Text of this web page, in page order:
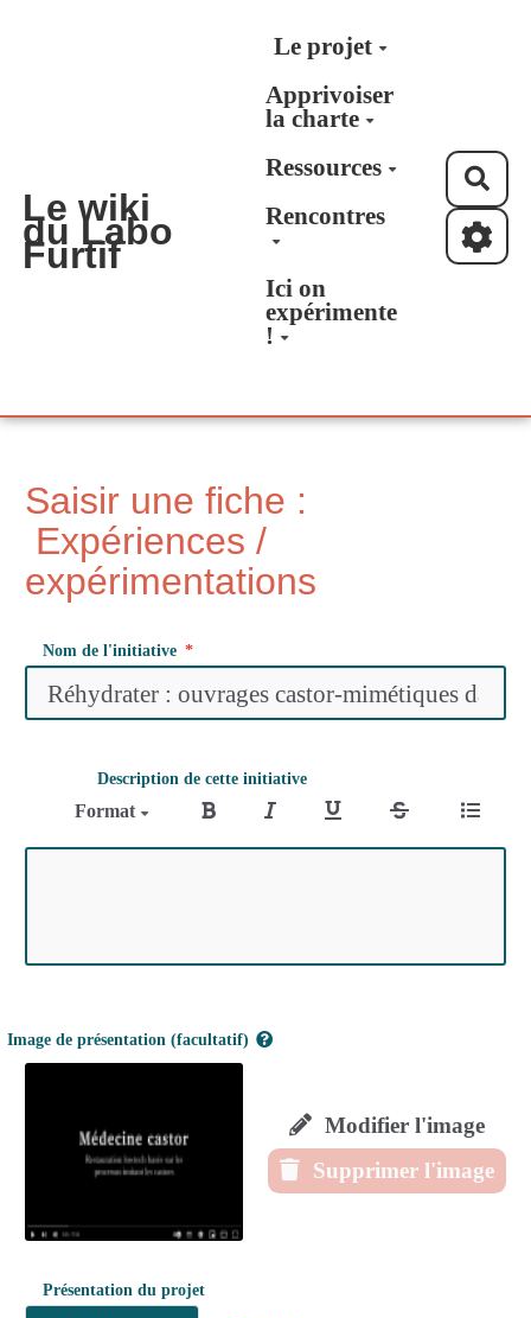
Aller au contenu principal
Le wiki
du Labo
Furtif
Le projet
Apprivoiser
la charte
Ressources
Rencontres
Ici on
expérimente
!
Saisir une fiche :
Expériences /
expérimentations
Nom de l'initiative
Description de cette initiative
Format
Image de présentation (facultatif)
Modifier l'image
Supprimer l'image
Présentation du projet